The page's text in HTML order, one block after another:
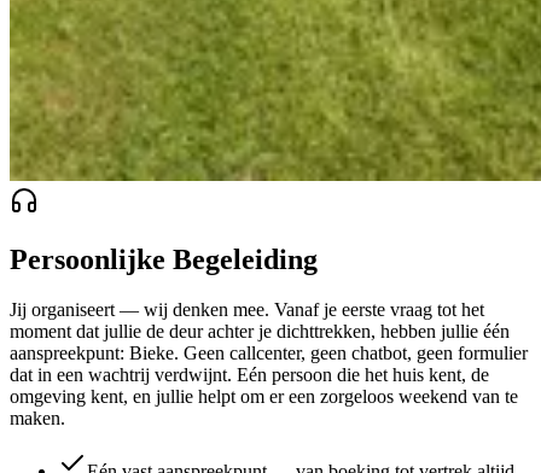
Persoonlijke Begeleiding
Jij organiseert — wij denken mee. Vanaf je eerste vraag tot het
moment dat jullie de deur achter je dichttrekken, hebben jullie één
aanspreekpunt: Bieke. Geen callcenter, geen chatbot, geen formulier
dat in een wachtrij verdwijnt. Eén persoon die het huis kent, de
omgeving kent, en jullie helpt om er een zorgeloos weekend van te
maken.